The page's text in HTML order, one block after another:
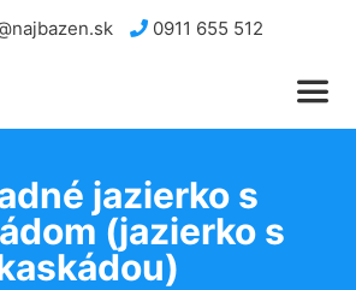
0911 655 512
jazierko s
(jazierko s